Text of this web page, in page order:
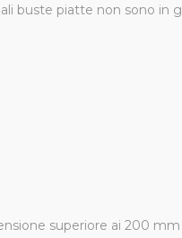
buste piatte non sono in
superiore ai 200